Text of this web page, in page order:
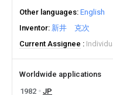
Other languages English
Inventor 新井 克次
Current Assignee
Worldwide applications
1982
JP